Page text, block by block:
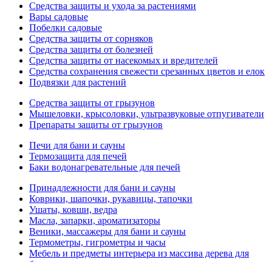
Средства защиты и ухода за растениями
Вары садовые
Побелки садовые
Средства защиты от сорняков
Средства защиты от болезней
Средства защиты от насекомых и вредителей
Средства сохранения свежести срезанных цветов и елок
Подвязки для растений
Средства защиты от грызунов
Мышеловки, крысоловки, ультразвуковые отпугиватели
Препараты защиты от грызунов
Печи для бани и сауны
Термозащита для печей
Баки водонагревательные для печей
Принадлежности для бани и сауны
Коврики, шапочки, рукавицы, тапочки
Ушаты, ковши, ведра
Масла, запарки, ароматизаторы
Веники, массажеры для бани и сауны
Термометры, гигрометры и часы
Мебель и предметы интерьера из массива дерева для